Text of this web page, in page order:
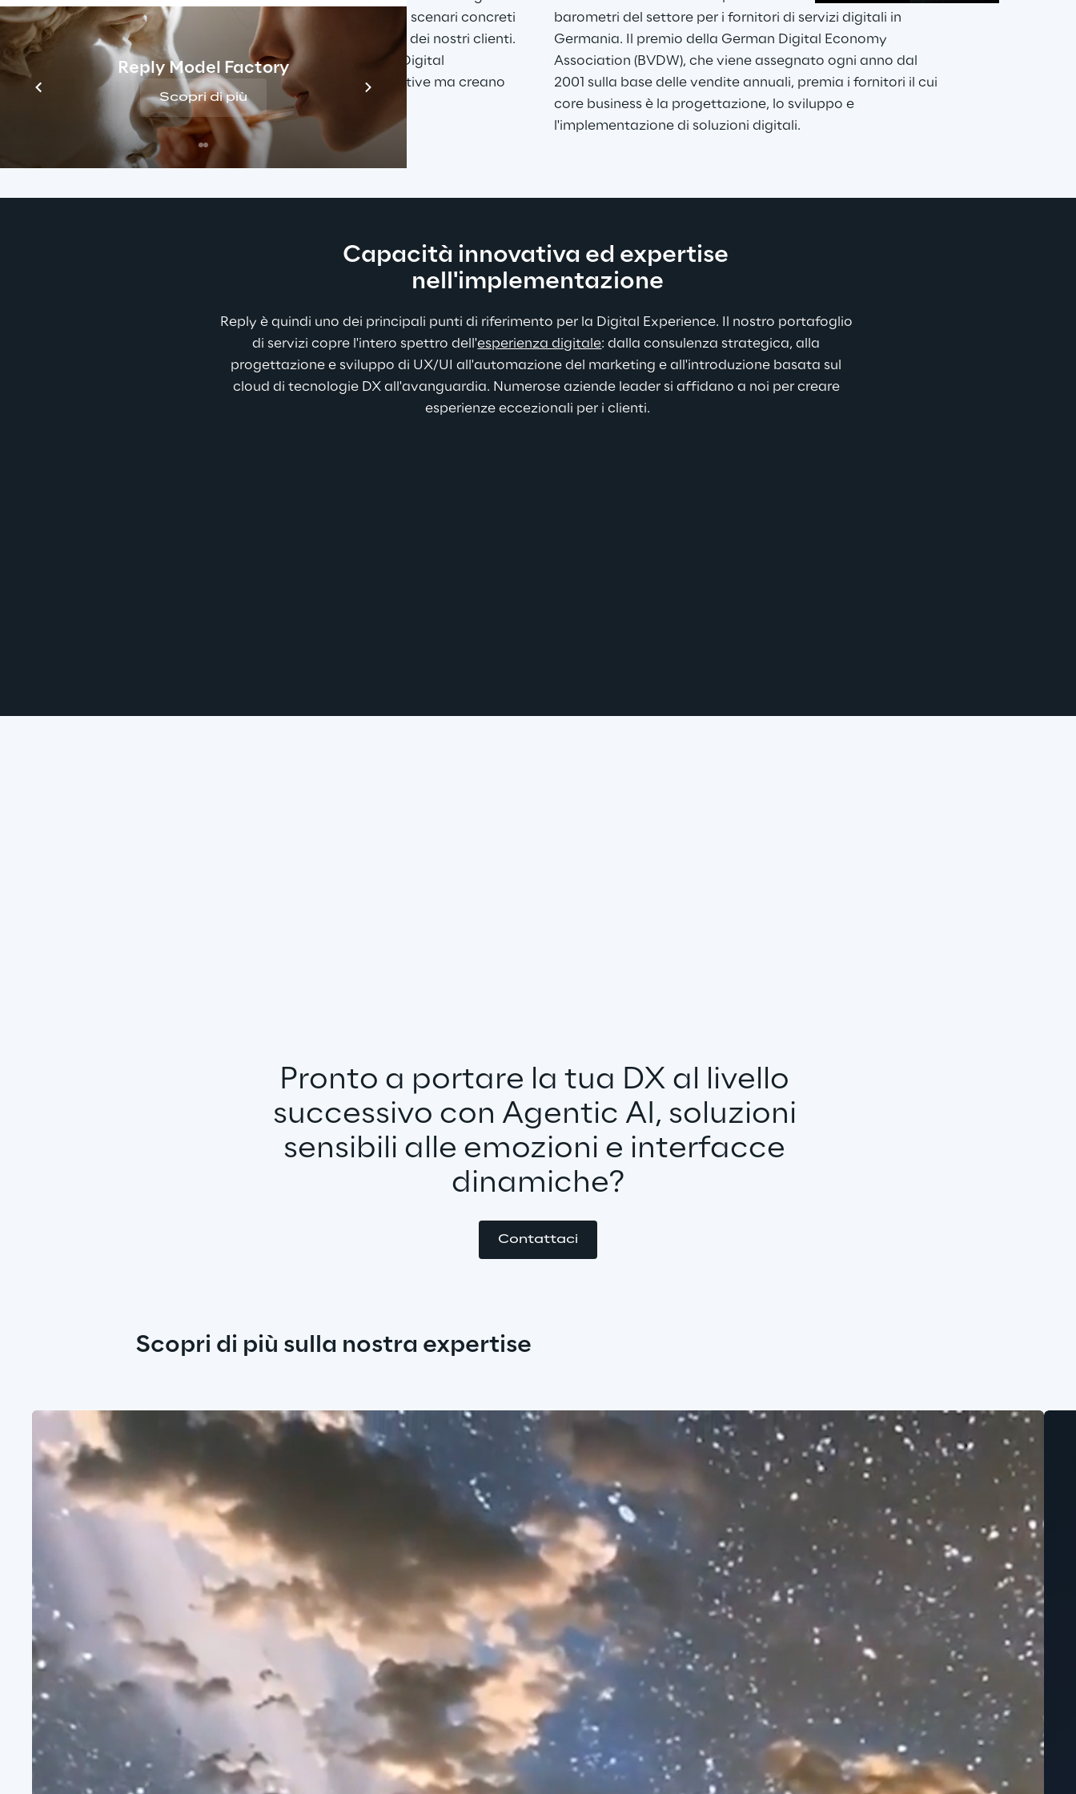
Reply Model Factory
Scopri di più
Prebuilt AI Apps
Scopri di più
innovative. Testiamo queste tecnologie in scenari concreti
per integrarle in modo mirato nei progetti dei nostri clienti.
Questo ci consente di fornire soluzioni di Digital
Experience (DX) che non sono solo innovative ma creano
anche un reale valore aggiunto
barometri del settore per i fornitori di servizi digitali in
Germania. Il premio della German Digital Economy
Association (BVDW), che viene assegnato ogni anno dal
2001 sulla base delle vendite annuali, premia i fornitori il cui
core business è la progettazione, lo sviluppo e
l'implementazione di soluzioni digitali.
Capacità innovativa ed expertise
nell'implementazione
Reply è quindi uno dei principali punti di riferimento per la Digital Experience. Il nostro portafoglio
di servizi copre l'intero spettro dell'esperienza digitale: dalla consulenza strategica, alla
progettazione e sviluppo di UX/UI all'automazione del marketing e all'introduzione basata sul
cloud di tecnologie DX all'avanguardia. Numerose aziende leader si affidano a noi per creare
esperienze eccezionali per i clienti.
Pronto a portare la tua DX al livello
successivo con Agentic AI, soluzioni
sensibili alle emozioni e interfacce
dinamiche?
Contattaci
Scopri di più sulla nostra expertise